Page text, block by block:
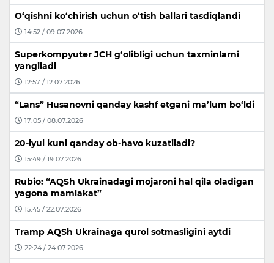
O‘qishni ko‘chirish uchun o‘tish ballari tasdiqlandi
14:52 / 09.07.2026
Superkompyuter JCH g‘olibligi uchun taxminlarni
yangiladi
12:57 / 12.07.2026
“Lans” Husanovni qanday kashf etgani ma’lum bo‘ldi
17:05 / 08.07.2026
20-iyul kuni qanday ob-havo kuzatiladi?
15:49 / 19.07.2026
Rubio: “AQSh Ukrainadagi mojaroni hal qila oladigan
yagona mamlakat”
15:45 / 22.07.2026
Tramp AQSh Ukrainaga qurol sotmasligini aytdi
22:24 / 24.07.2026